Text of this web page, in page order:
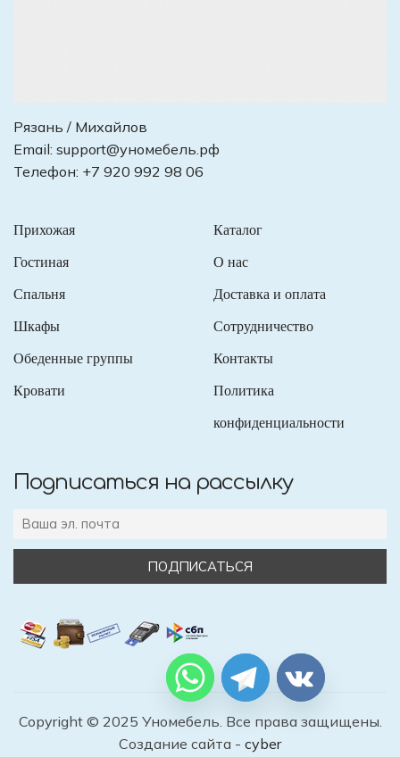
Рязань / Михайлов
Email: support@уномебель.рф
Телефон: +7 920 992 98 06
Прихожая
Гостиная
Спальня
Шкафы
Обеденные группы
Кровати
Каталог
О нас
Доставка и оплата
Сотрудничество
Контакты
Политика
конфиденциальности
Подписаться на рассылку
Copyright © 2025 Уномебель. Все права защищены.
Создание сайта - cyber